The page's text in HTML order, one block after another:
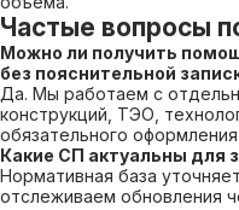
Частые вопросы
Можно ли получить
без пояснительной
Да. Мы работаем с
конструкций, ТЭО,
обязательного
Какие СП актуальны для
Нормативная база
отслеживаем обновления